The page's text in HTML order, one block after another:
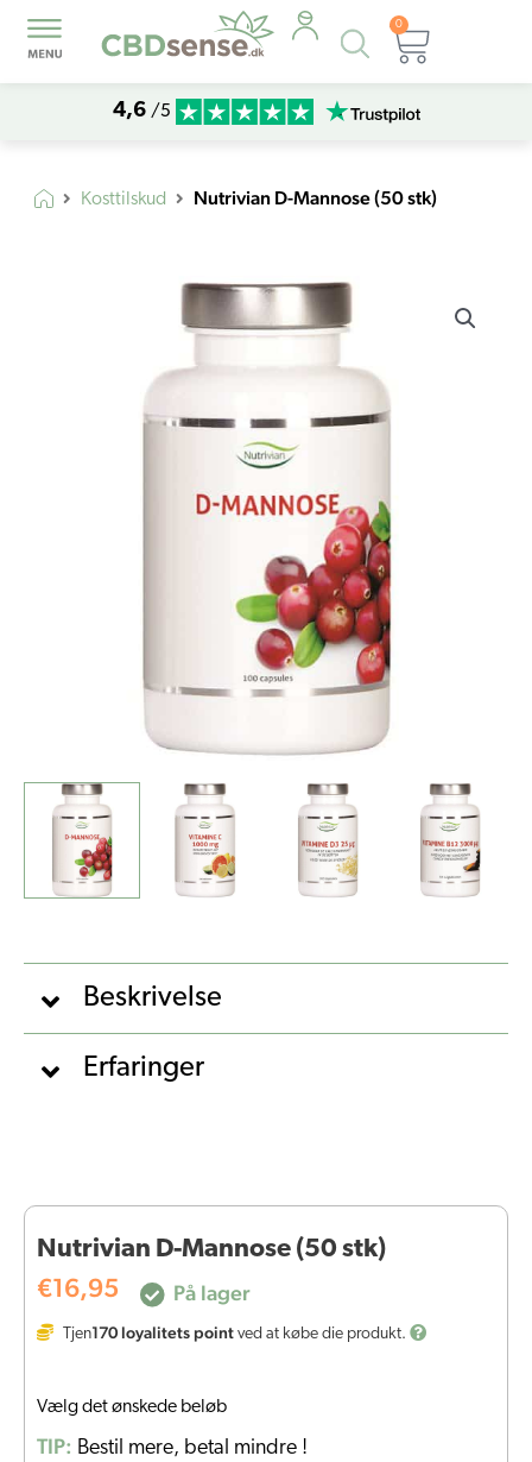
Products
search
0
Kurv
4,6 /5
Kosttilskud Nutrivian D-Mannose (50 stk)
Beskrivelse
Erfaringer
Nutrivian D-Mannose (50 stk)
€16,95 På lager
Tjen170 loyalitets point ved at købe die produkt.
Vælg det ønskede beløb
TIP: Bestil mere, betal mindre !